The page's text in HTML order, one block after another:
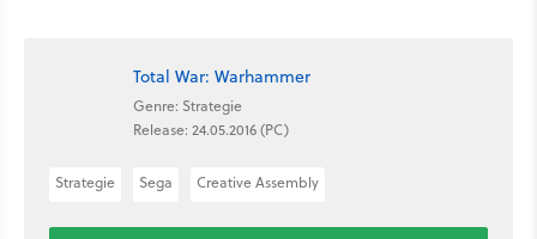
Total War: Warhammer
Genre: Strategie
Release: 24.05.2016 (PC)
Strategie Sega Creative Assembly